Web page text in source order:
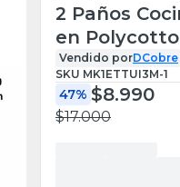
2 Paños
en
Vendido porDCobre
SKU MK1ETTUI3M-1
47% $8.990
$17.000